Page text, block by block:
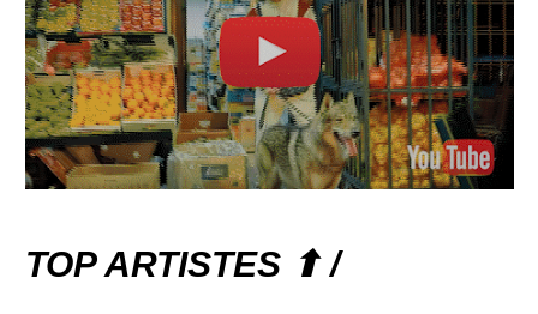
TOP ARTISTES ⬆ /